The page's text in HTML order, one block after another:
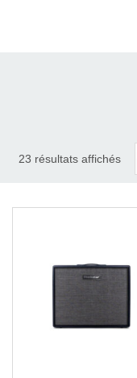
23 résultats affichés